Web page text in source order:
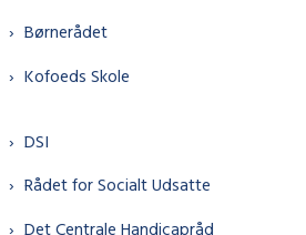
Børnerådet
Kofoeds Skole
DSI
Rådet for Socialt Udsatte
Det Centrale Handicapråd